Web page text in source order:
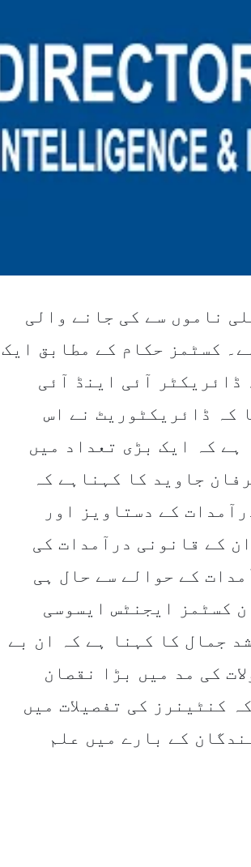
ناموں سے کی جانے والی
کسٹمز حکام کے مطابق ایک
ڈائریکٹر آئی اینڈ آئی
کہ ڈائریکٹوریٹ نے اس
کہ ایک بڑی تعداد میں
جاوید کا کہناہے کہ
کے دستاویز اور
کے قانونی درآمدات کی
کے حوالے سے حال ہی
کسٹمز ایجنٹس ایسوسی
جمال کا کہنا ہے کہ ان بے
کی مد میں بڑا نقصان
کنٹینرز کی تفصیلات میں
کے بارے میں علم